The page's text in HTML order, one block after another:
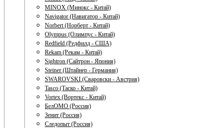
MINOX (Минокс - Китай)
Navigator (Навигатор - Китай)
Norbert (Норберт - Китай)
Olympus (Олимпус - Китай)
Redfield (Редфилд - США)
Rekam (Рекам - Китай)
Sightron (Сайтрон - Япония)
Steiner (Штайнер - Германия)
SWAROVSKI (Сваровски - Австрия)
Tasco (Таско - Китай)
Vortex (Вортекс - Китай)
БелОМО (Россия)
Зенит (Россия)
Следопыт (Россия)